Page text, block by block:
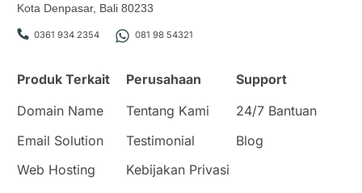
Kota Denpasar, Bali 80233
0361 934 2354 081 98 54321
Produk Terkait
Domain Name
Email Solution
Web Hosting
Perusahaan
Tentang Kami
Testimonial
Kebijakan Privasi
Support
24/7 Bantuan
Blog